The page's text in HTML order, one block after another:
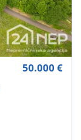
50.000 €